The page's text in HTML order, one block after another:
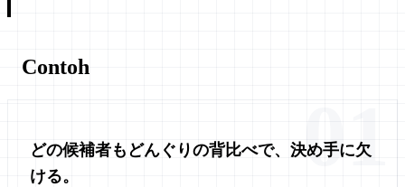
Contoh
01
どの候補者もどんぐりの背比べで、決め手に欠
ける。